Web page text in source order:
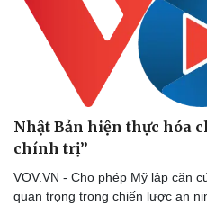
Nhật Bản hiện thực hóa
chính trị”
VOV.VN - Cho phép Mỹ lập căn
quan trọng trong chiến lược an